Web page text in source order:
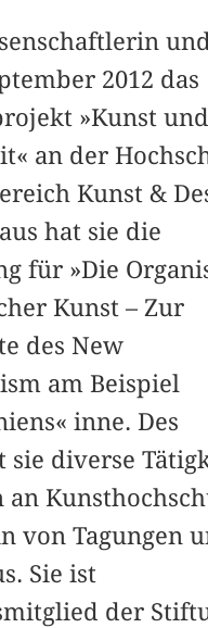
2012 das
»Kunst und
an der
Kunst &
hat sie die
für »Die
Kunst – Zur
des New
am Beispiel
inne. Des
sie diverse
von Tagungen
Sie ist
der